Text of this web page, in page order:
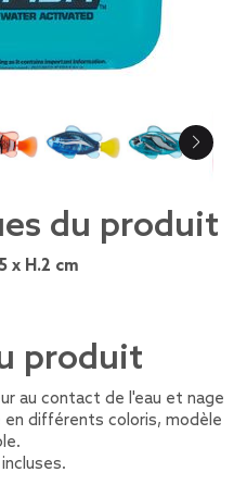
du produit
x H.2 cm
produit
au contact de l'eau et nage
en différents coloris, modèle